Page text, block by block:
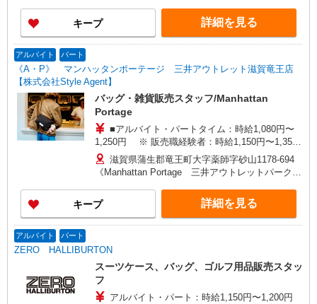
キープ 詳細を見る
アルバイト パート
《A・P》 マンハッタンポーテージ 三井アウトレット滋賀竜王店
【株式会社Style Agent】
バッグ・雑貨販売スタッフ/Manhattan
Portage
■アルバイト・パートタイム：時給1,080円〜
1,250円 ※ 販売職経験者：時給1,150円〜1,350
円 □能力、経験を考慮します 頑張りに応じて昇
給の可能性あり □別途交通費全額支給 □契約社員
(月給200,000円〜250,000円)同時募集中！ ・1日あ
たり実働7.5時間/90分休憩×週5日勤務
滋賀県蒲生郡竜王町大字薬師字砂山1178-694
《Manhattan Portage 三井アウトレットパーク滋
キープ 詳細を見る
アルバイト パート
ZERO HALLIBURTON
スーツケース、バッグ、ゴルフ用品販売スタッ
フ
アルバイト・パート：時給1,150円〜1,200円